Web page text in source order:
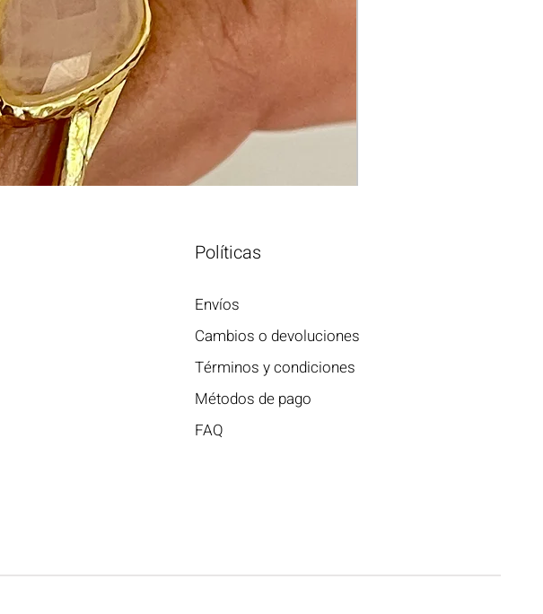
Políticas
Envíos
Cambios o devoluciones
Términos y condiciones
Métodos de pago
FAQ